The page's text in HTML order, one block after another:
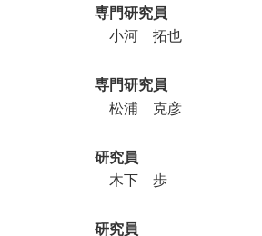
専門研究員
小河 拓也
専門研究員
松浦 克彦
研究員
木下 歩
研究員